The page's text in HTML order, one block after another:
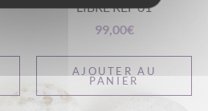
LIBRE RÉF 01
99,00€
AJOUTER AU
PANIER